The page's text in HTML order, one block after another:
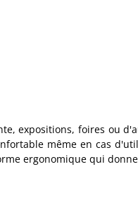
expositions, foires ou
même en cas
ergonomique qui